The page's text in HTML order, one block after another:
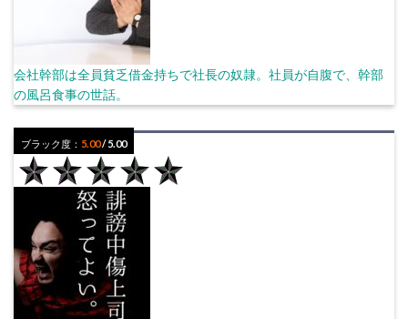
会社幹部は全員貧乏借金持ちで社長の奴隷。社員が自腹で、幹部
の風呂食事の世話。
ブラック度： 5.00/ 5.00